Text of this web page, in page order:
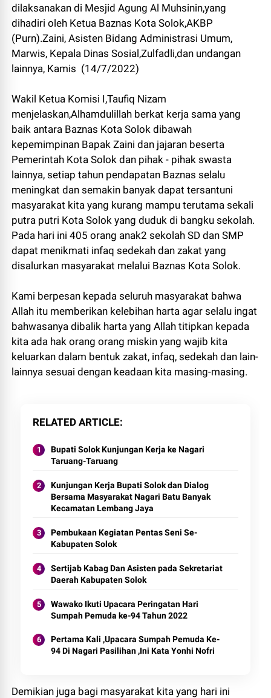
dilaksanakan di Mesjid Agung Al Muhsinin,yang
dihadiri oleh Ketua Baznas Kota Solok,AKBP
(Purn).Zaini, Asisten Bidang Administrasi Umum,
Marwis, Kepala Dinas Sosial,Zulfadli,dan undangan
lainnya, Kamis (14/7/2022)
Wakil Ketua Komisi I,Taufiq Nizam
menjelaskan,Alhamdulillah berkat kerja sama yang
baik antara Baznas Kota Solok dibawah
kepemimpinan Bapak Zaini dan jajaran beserta
Pemerintah Kota Solok dan pihak - pihak swasta
lainnya, setiap tahun pendapatan Baznas selalu
meningkat dan semakin banyak dapat tersantuni
masyarakat kita yang kurang mampu terutama sekali
putra putri Kota Solok yang duduk di bangku sekolah.
Pada hari ini 405 orang anak2 sekolah SD dan SMP
dapat menikmati infaq sedekah dan zakat yang
disalurkan masyarakat melalui Baznas Kota Solok.
Kami berpesan kepada seluruh masyarakat bahwa
Allah itu memberikan kelebihan harta agar selalu ingat
bahwasanya dibalik harta yang Allah titipkan kepada
kita ada hak orang orang miskin yang wajib kita
keluarkan dalam bentuk zakat, infaq, sedekah dan lain-
lainnya sesuai dengan keadaan kita masing-masing.
RELATED ARTICLE
Bupati Solok Kunjungan Kerja ke Nagari
Taruang-Taruang
Kunjungan Kerja Bupati Solok dan Dialog
Bersama Masyarakat Nagari Batu Banyak
Kecamatan Lembang Jaya
Pembukaan Kegiatan Pentas Seni Se-
Kabupaten Solok
Sertijab Kabag Dan Asisten pada Sekretariat
Daerah Kabupaten Solok
Wawako Ikuti Upacara Peringatan Hari
Sumpah Pemuda ke-94 Tahun 2022
Pertama Kali ,Upacara Sumpah Pemuda Ke-
94 Di Nagari Pasilihan ,Ini Kata Yonhi Nofri
Demikian juga bagi masyarakat kita yang hari ini